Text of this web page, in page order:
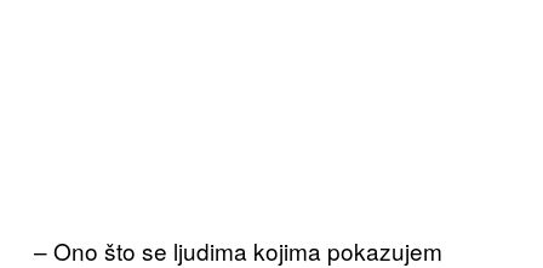
– Ono što se ljudima kojima pokazujem